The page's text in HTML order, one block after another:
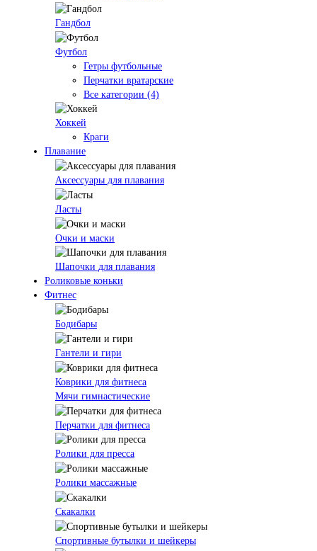
Гандбол
Футбол
Гетры футбольные
Перчатки вратарские
Все категории (4)
Хоккей
Краги
Плавание
Аксессуары для плавания
Ласты
Очки и маски
Шапочки для плавания
Роликовые коньки
Фитнес
Бодибары
Гантели и гири
Коврики для фитнеса
Мячи гимнастические
Перчатки для фитнеса
Ролики для пресса
Ролики массажные
Скакалки
Спортивные бутылки и шейкеры